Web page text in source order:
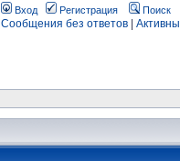
Вход Регистрация Поиск
Сообщения без ответов